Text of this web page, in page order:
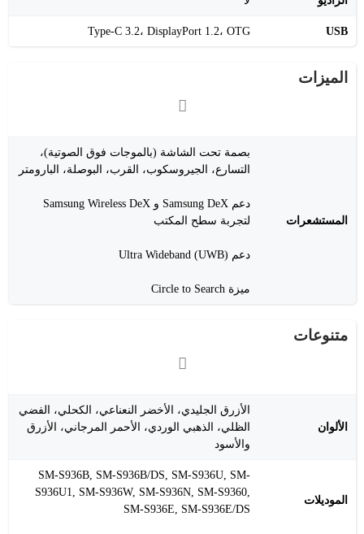
USB Type-C 3.2، DisplayPort 1.2، OTG
الميزات
المستشعرات
بصمة تحت الشاشة (بالموجات فوق الصوتية)،
التسارع، الجيروسكوب، القرب، البوصلة، البارومتر
دعم Samsung DeX و Samsung Wireless DeX
لتجربة سطح المكتب
دعم Ultra Wideband (UWB)
ميزة Circle to Search
متنوعات
الألوان
الأزرق الجليدي، الأخضر النعناعي، الكحلي، الفضي
الظلي، الذهبي الوردي، الأحمر المرجاني، الأزرق
والأسود
الموديلات
SM-S936B, SM-S936B/DS, SM-S936U, SM-
S936U1, SM-S936W, SM-S936N, SM-S9360,
SM-S936E, SM-S936E/DS